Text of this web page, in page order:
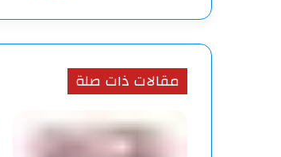
مقالات ذات صلة